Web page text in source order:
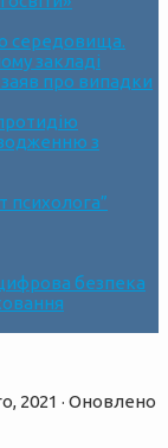
середовища.
закладі
про випадки
з
психолога”
безпека
2021 · Оновлено